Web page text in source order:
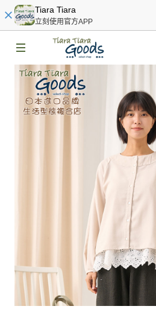
Tiara Tiara
立刻使用官方APP